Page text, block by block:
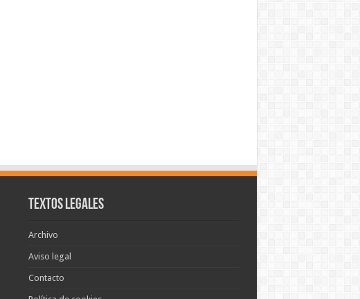
Textos legales
Archivo
Aviso legal
Contacto